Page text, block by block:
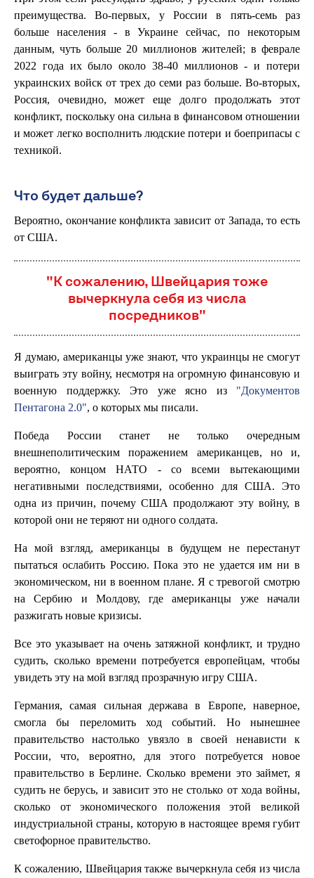
преимущества. Во-первых, у России в пять-семь раз
больше населения - в Украине сейчас, по некоторым
данным, чуть больше 20 миллионов жителей; в феврале
2022 года их было около 38-40 миллионов - и потери
украинских войск от трех до семи раз больше. Во-вторых,
Россия, очевидно, может еще долго продолжать этот
конфликт, поскольку она сильна в финансовом отношении
и может легко восполнить людские потери и боеприпасы с
техникой.
Что будет дальше?
Вероятно, окончание конфликта зависит от Запада, то есть
от США.
"К сожалению, Швейцария тоже
вычеркнула себя из числа
посредников"
Я думаю, американцы уже знают, что украинцы не смогут
выиграть эту войну, несмотря на огромную финансовую и
военную поддержку. Это уже ясно из "Документов
Пентагона 2.0", о которых мы писали.
Победа России станет не только очередным
внешнеполитическим поражением американцев, но и,
вероятно, концом НАТО - со всеми вытекающими
негативными последствиями, особенно для США. Это
одна из причин, почему США продолжают эту войну, в
которой они не теряют ни одного солдата.
На мой взгляд, американцы в будущем не перестанут
пытаться ослабить Россию. Пока это не удается им ни в
экономическом, ни в военном плане. Я с тревогой смотрю
на Сербию и Молдову, где американцы уже начали
разжигать новые кризисы.
Все это указывает на очень затяжной конфликт, и трудно
судить, сколько времени потребуется европейцам, чтобы
увидеть эту на мой взгляд прозрачную игру США.
Германия, самая сильная держава в Европе, наверное,
смогла бы переломить ход событий. Но нынешнее
правительство настолько увязло в своей ненависти к
России, что, вероятно, для этого потребуется новое
правительство в Берлине. Сколько времени это займет, я
судить не берусь, и зависит это не столько от хода войны,
сколько от экономического положения этой великой
индустриальной страны, которую в настоящее время губит
светофорное правительство.
К сожалению, Швейцария также вычеркнула себя из числа